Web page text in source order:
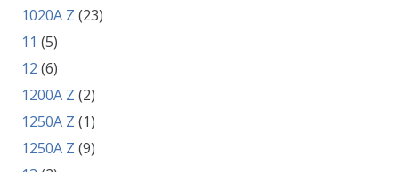
1020A Z (23)
11 (5)
12 (6)
1200A Z (2)
1250A Z (1)
1250A Z (9)